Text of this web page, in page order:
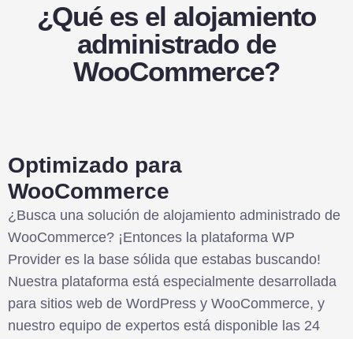
¿Qué es el alojamiento
administrado de
WooCommerce?
Optimizado para
WooCommerce
¿Busca una solución de alojamiento administrado de
WooCommerce? ¡Entonces la plataforma WP
Provider es la base sólida que estabas buscando!
Nuestra plataforma está especialmente desarrollada
para sitios web de WordPress y WooCommerce, y
nuestro equipo de expertos está disponible las 24